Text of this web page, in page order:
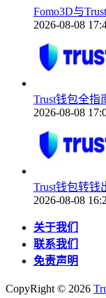
Fomo3D与
2026-08-08
Trust钱包全指
2026-08-08
Trust钱包转钱
2026-08-08
关于我们
联系我们
免责声明
CopyRight © 2026